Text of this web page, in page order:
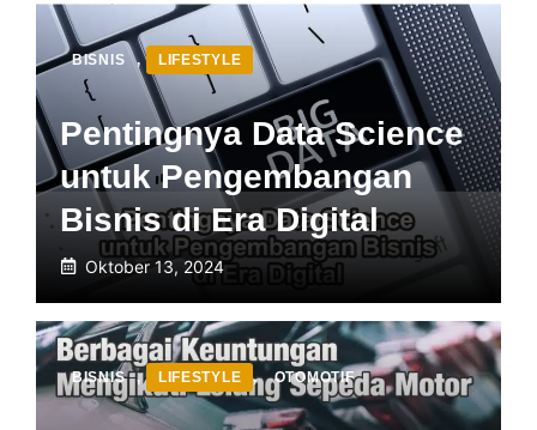
BISNIS , LIFESTYLE
Pentingnya Data Science
untuk Pengembangan
Bisnis di Era Digital
Oktober 13, 2024
BISNIS , LIFESTYLE , OTOMOTIF